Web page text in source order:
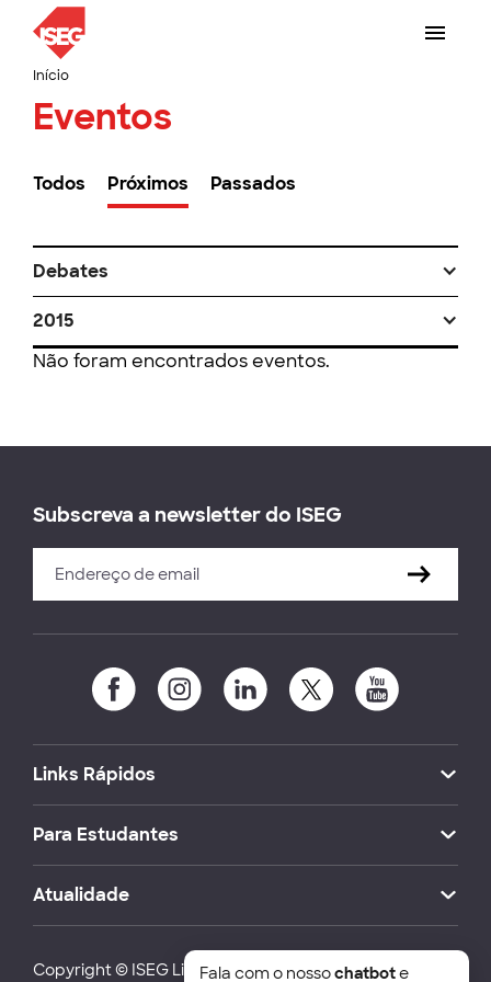
Início
Eventos
Todos Próximos Passados
Debates
2015
Não foram encontrados eventos.
Subscreva a newsletter do ISEG
Links Rápidos
Para Estudantes
Atualidade
Copyright © ISEG Lisbon School of Economics and
Fala com o nossochatbote